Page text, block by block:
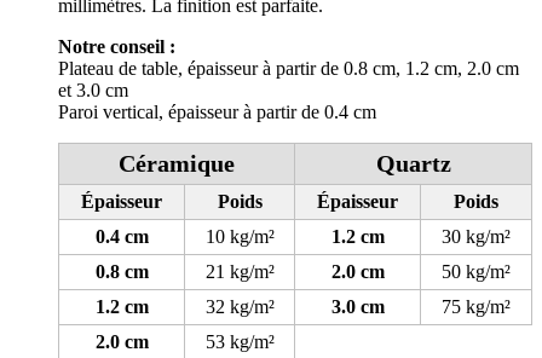
millimètres. La finition est parfaite.
Notre conseil :
Plateau de table, épaisseur à partir de 0.8 cm, 1.2 cm, 2.0 cm
et 3.0 cm
Paroi vertical, épaisseur à partir de 0.4 cm
Céramique Quartz
Épaisseur Poids Épaisseur
Poids
0.4 cm
10 kg/m² 1.2 cm
30 kg/m²
0.8 cm
21 kg/m² 2.0 cm
50 kg/m²
1.2 cm
32 kg/m² 3.0 cm
75 kg/m²
2.0 cm
53 kg/m²